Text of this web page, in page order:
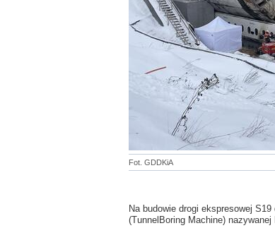
Fot. GDDKiA
Na budowie drogi ekspresowej
(Tunnel Boring Machine)